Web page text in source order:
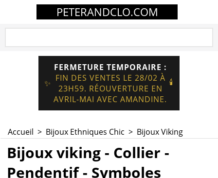
PETERANDCLO.COM
✨
FERMETURE TEMPORAIRE :
FIN DES VENTES LE 28/02 À
23H59. RÉOUVERTURE EN
AVRIL-MAI AVEC AMANDINE.
🕯️
Accueil > Bijoux Ethniques Chic > Bijoux Viking
Bijoux viking - Collier -
Pendentif - Symboles